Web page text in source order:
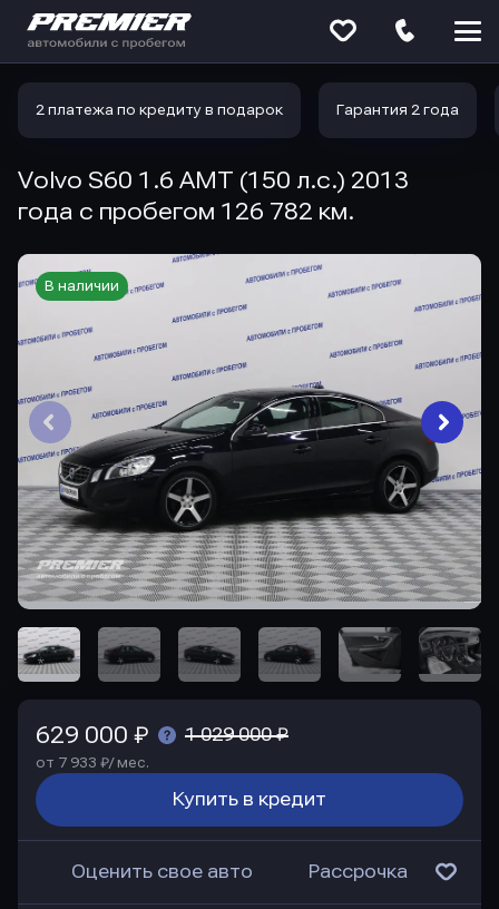
2 платежа по кредиту в подарок Гарантия 2 года
Volvo S60 1.6 AMT (150 л.с.) 2013
года с пробегом 126 782 км.
В наличии
629 000 ₽ 1 029 000 ₽
от 7 933 ₽/ мес.
Купить в кредит
Оценить свое авто Рассрочка